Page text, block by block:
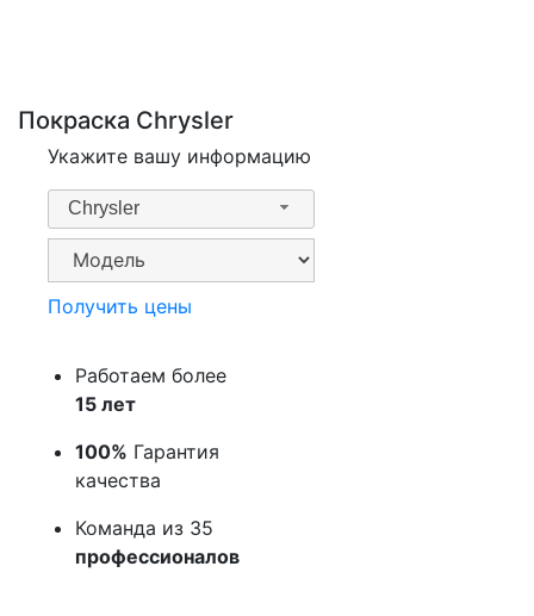
Покраска Chrysler
Укажите вашу информацию
Chrysler
Получить цены
Работаем более
15 лет
100% Гарантия
качества
Команда из 35
профессионалов